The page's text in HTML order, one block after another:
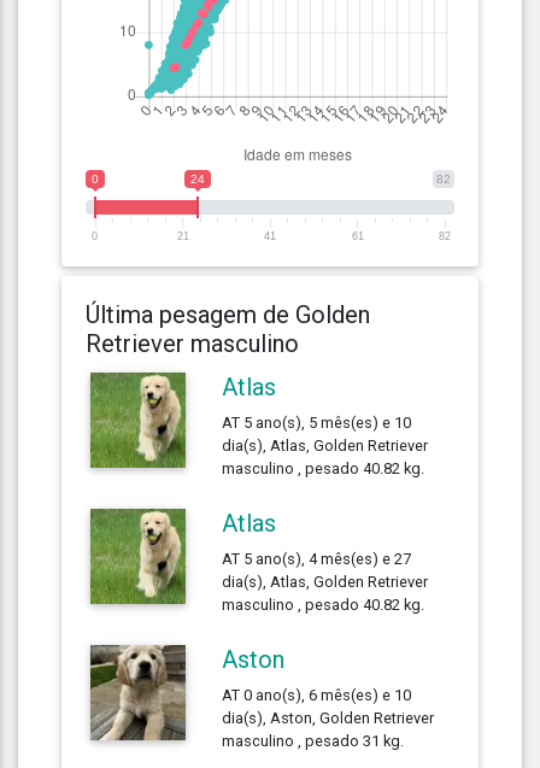
82
0 24
0 21 41 61 82
Última pesagem de Golden
Retriever masculino
Atlas
AT 5 ano(s), 5 mês(es) e 10
dia(s), Atlas, Golden Retriever
masculino , pesado 40.82 kg.
Atlas
AT 5 ano(s), 4 mês(es) e 27
dia(s), Atlas, Golden Retriever
masculino , pesado 40.82 kg.
Aston
AT 0 ano(s), 6 mês(es) e 10
dia(s), Aston, Golden Retriever
masculino , pesado 31 kg.